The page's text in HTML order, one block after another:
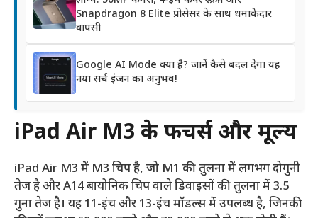
Snapdragon 8 Elite प्रोसेसर के साथ धमाकेदार
वापसी
Google AI Mode क्या है? जानें कैसे बदल देगा यह
नया सर्च इंजन का अनुभव!
iPad Air M3 के फीचर्स और मूल्य
iPad Air M3 में M3 चिप है, जो M1 की तुलना में लगभग दोगुनी
तेज है और A14 बायोनिक चिप वाले डिवाइसों की तुलना में 3.5
गुना तेज है। यह 11-इंच और 13-इंच मॉडल्स में उपलब्ध है, जिनकी